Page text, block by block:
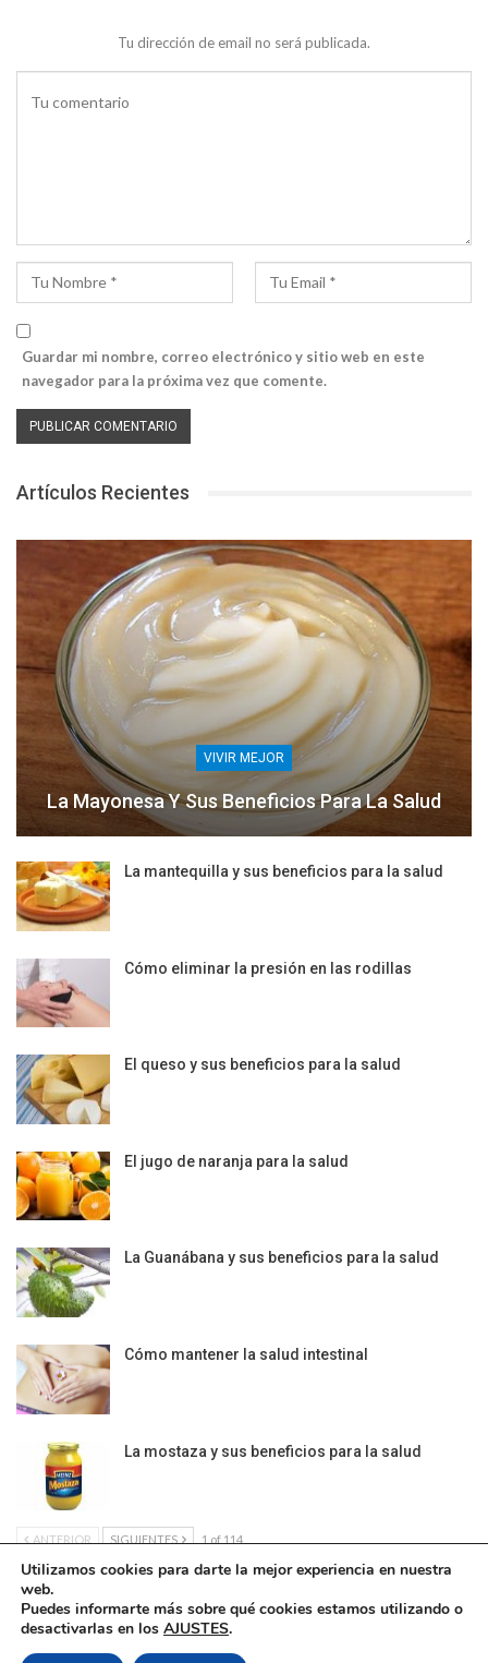
Tu dirección de email no será publicada.
Guardar mi nombre, correo electrónico y sitio web en este
navegador para la próxima vez que comente.
Artículos Recientes
VIVIR MEJOR
La Mayonesa Y Sus Beneficios Para La Salud
La mantequilla y sus beneficios para la salud
Cómo eliminar la presión en las rodillas
El queso y sus beneficios para la salud
El jugo de naranja para la salud
La Guanábana y sus beneficios para la salud
Cómo mantener la salud intestinal
La mostaza y sus beneficios para la salud
ANTERIOR SIGUIENTES 1 of 114
Utilizamos cookies para darte la mejor experiencia en nuestra
web.
Puedes informarte más sobre qué cookies estamos utilizando o
desactivarlas en los AJUSTES.